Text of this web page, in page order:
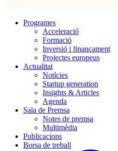
Programes
Acceleració
Formació
Inversió i finançament
Projectes europeus
Actualitat
Notícies
Startup generation
Insights & Articles
Agenda
Sala de Premsa
Notes de premsa
Multimèdia
Publicacions
Borsa de treball